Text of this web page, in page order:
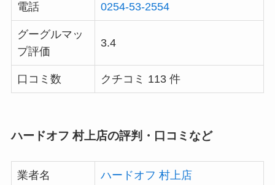
電話 0254-53-2554
グーグルマッ
プ評価
3.4
口コミ数 クチコミ 113 件
ハードオフ 村上店の評判・口コミなど
業者名 ハードオフ 村上店